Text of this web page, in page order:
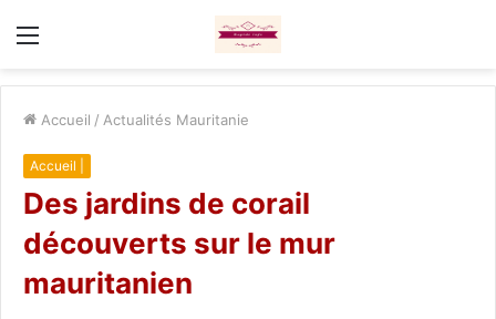
Menu
Accueil / Actualités Mauritanie
Accueil |
Des jardins de corail
découverts sur le mur
mauritanien